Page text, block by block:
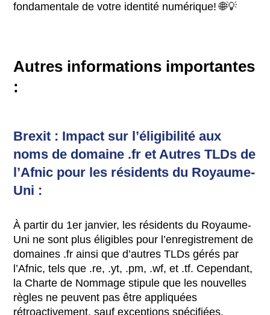
fondamentale de votre identité numérique! 🌐💡
Autres informations importantes
:
Brexit : Impact sur l’éligibilité aux
noms de domaine .fr et Autres TLDs de
l’Afnic pour les résidents du Royaume-
Uni :
À partir du 1er janvier, les résidents du Royaume-
Uni ne sont plus éligibles pour l’enregistrement de
domaines .fr ainsi que d’autres TLDs gérés par
l’Afnic, tels que .re, .yt, .pm, .wf, et .tf. Cependant,
la Charte de Nommage stipule que les nouvelles
règles ne peuvent pas être appliquées
rétroactivement, sauf exceptions spécifiées.